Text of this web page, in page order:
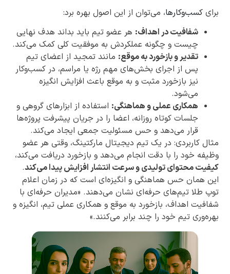
برای کسب‌وکارها، می‌توان از این اصول بهره برد:
شفافیت در اهداف: هر عضو تیم باید بداند هدف نهایی
چیست و چگونه عملکردش به موفقیت کلی کمک می‌کند.
تقدیر و بازخورد به موقع: مانند تمجید از اعضای تیم
پس از اجرای بخش‌های مهم رژه یا مراسم، در کسب‌وکار
نیز بازخورد مثبت و به موقع باعث افزایش انگیزه
می‌شود.
همکاری عملی و هماهنگی: استفاده از ابزارهای گروهی و
جلسات کوتاه روزانه، اعضا را در جریان پیشرفت پروژه‌ها
قرار می‌دهد و حس مسئولیت جمعی ایجاد می‌کند.
مثال کاربردی: در یک تیم دیجیتال مارکتینگ، وقتی هر عضو
وظیفه خود را با دقت انجام می‌دهد و بازخورد دریافت می‌کند،
کیفیت محتوای تولیدی و سرعت انتشار افزایش پیدا می‌کند.
این همان حس هماهنگی و انگیزه‌ای است که در زمان اعلام
توپ طلا تیم‌های حرفه‌ای نشان می‌دهند. «مدیران حرفه‌ای با
شفافیت اهداف، بازخورد به موقع و همکاری عملی تیم، انگیزه و
بهره‌وری تیم خود را چند برابر می‌کنند.»